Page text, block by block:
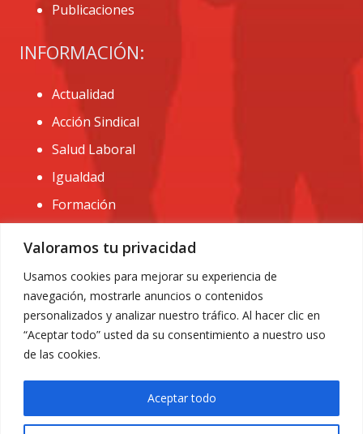
Valoramos tu privacidad
Usamos cookies para mejorar su experiencia de
navegación, mostrarle anuncios o contenidos
personalizados y analizar nuestro tráfico. Al hacer clic en
“Aceptar todo” usted da su consentimiento a nuestro uso
de las cookies.
Aceptar todo
Publicaciones
INFORMACIÓN:
Actualidad
Acción Sindical
Salud Laboral
Igualdad
Formación
CONTACTO:
administracion@usomurcia.org
968 25 01 20
C/ Huerto de las bombas nº6. 30009 Murcia